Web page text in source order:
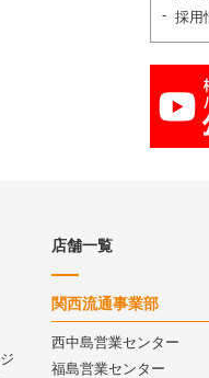
採用
店舗一覧
関西流通事業部
西中島営業センター
福島営業センター